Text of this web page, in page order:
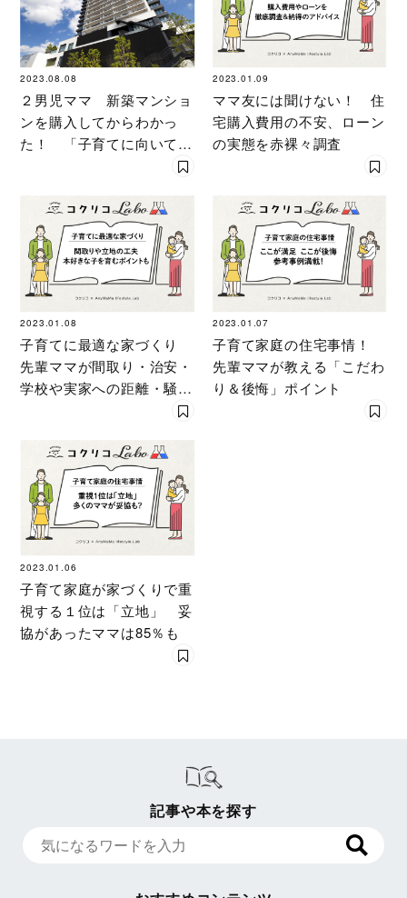
2023.08.08
２男児ママ 新築マンショ
ンを購入してからわかっ
た！ 「子育てに向いてな
2023.01.09
ママ友には聞けない！ 住
宅購入費用の不安、ローン
の実態を赤裸々調査
2023.01.08
子育てに最適な家づくり
先輩ママが間取り・治安・
学校や実家への距離・騒音
2023.01.07
子育て家庭の住宅事情！
先輩ママが教える「こだわ
り＆後悔」ポイント
2023.01.06
子育て家庭が家づくりで重
視する１位は「立地」 妥
協があったママは85％も
記事や本を探す